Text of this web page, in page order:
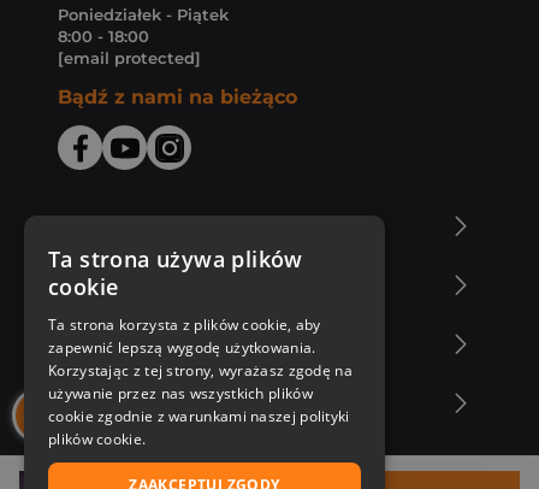
Poniedziałek - Piątek
8:00 - 18:00
[email protected]
Bądź z nami na bieżąco
Zakupy u nas
Nasza oferta
Nasi autorzy
Ta strona używa plików
cookie
Ta strona korzysta z plików cookie, aby
zapewnić lepszą wygodę użytkowania.
Korzystając z tej strony, wyrażasz zgodę na
używanie przez nas wszystkich plików
cookie zgodnie z warunkami naszej polityki
plików cookie.
ZAAKCEPTUJ ZGODY